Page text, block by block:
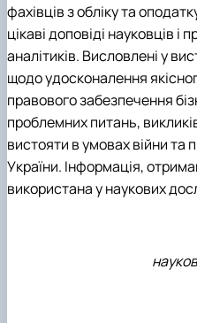
фахівцівз обліку та
цікаві доповіді науковців і
аналітиків. Висловлені у
щодо удосконалення
правового забезпечення
проблемних питань,
вистояти в умовах війни та
України. Інформація,
використана у наукових